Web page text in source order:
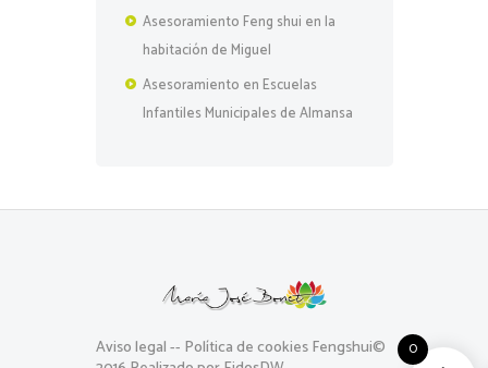
Asesoramiento Feng shui en la
habitación de Miguel
Asesoramiento en Escuelas
Infantiles Municipales de Almansa
Aviso legal-- Política de cookiesFengshui©
0